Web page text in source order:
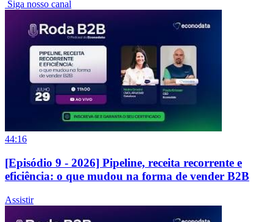
Siga nosso canal
44:16
[Episódio 9 - 2026] Pipeline, receita recorrente e
eficiência: o que mudou na forma de vender B2B
Assistir